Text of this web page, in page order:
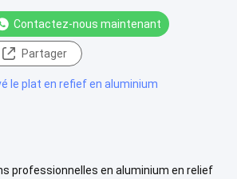
Contactez-nous maintenant
Partager
le plat en refief en aluminium
professionnelles en aluminium en relief